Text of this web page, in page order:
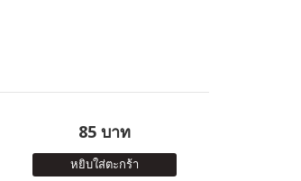
85 บาท
หยิบใส่ตะกร้า